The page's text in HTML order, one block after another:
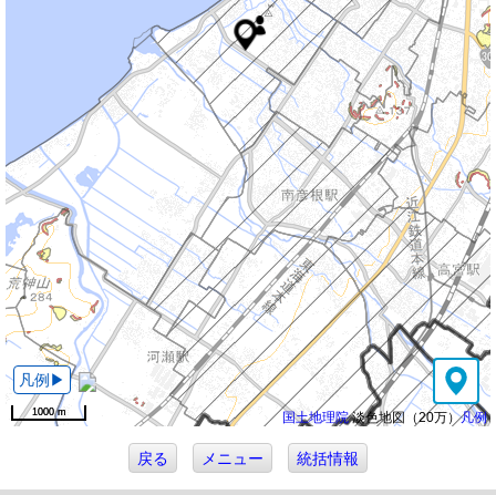
1000 m
1000 m 国土地理院淡色地図（20万）凡例
戻る メニュー 統括情報